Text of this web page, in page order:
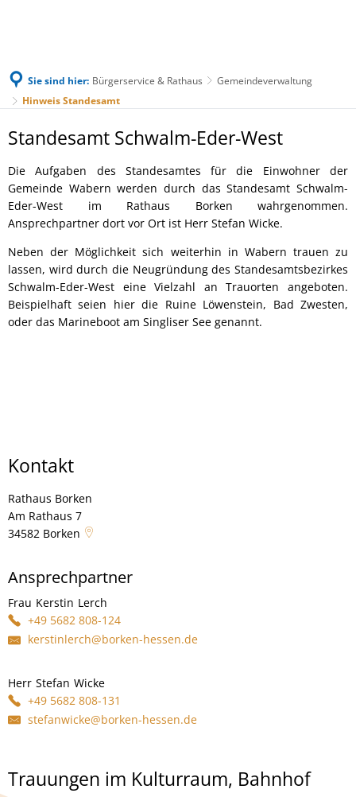
Sie sind hier: Bürgerservice & Rathaus
Gemeindeverwaltung
Hinweis Standesamt
Hinweis
Standesamt
Standesamt Schwalm-Eder-West
Die Aufgaben des Standesamtes für die Einwohner der
Gemeinde Wabern werden durch das Standesamt Schwalm-
Eder-West im Rathaus Borken wahrgenommen.
Ansprechpartner dort vor Ort ist Herr Stefan Wicke.
Neben der Möglichkeit sich weiterhin in Wabern trauen zu
lassen, wird durch die Neugründung des Standesamtsbezirkes
Schwalm-Eder-West eine Vielzahl an Trauorten angeboten.
Beispielhaft seien hier die Ruine Löwenstein, Bad Zwesten,
oder das Marineboot am Singliser See genannt.
Kontakt
Rathaus Borken
Am Rathaus 7
34582 Borken
Ansprechpartner
Frau Kerstin Lerch
+49 5682 808-124
kerstinlerch@borken-hessen.de
Herr Stefan Wicke
+49 5682 808-131
stefanwicke@borken-hessen.de
Trauungen im Kulturraum, Bahnhof